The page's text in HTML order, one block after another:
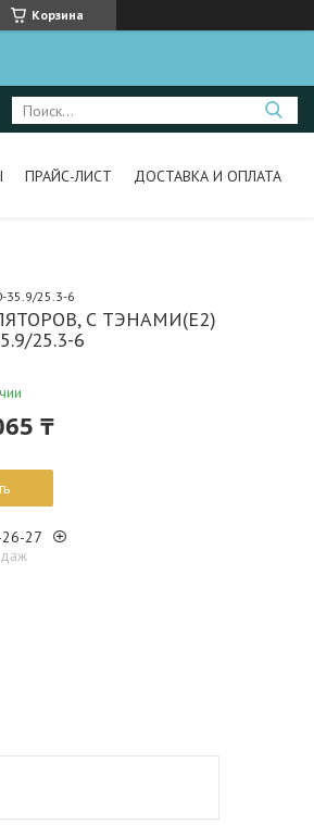
Корзина
ПРАЙС-ЛИСТ ДОСТАВКА И ОПЛАТА
С ТЭНАМИ(Е2)
25.3-6
35.9/25.3-6
₸
27